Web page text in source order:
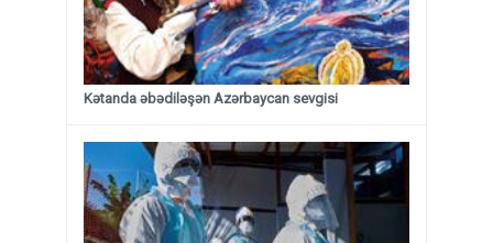
Kətanda əbədiləşən Azərbaycan sevgisi